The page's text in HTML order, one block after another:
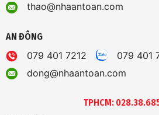
thao@nhaantoan.com
AN ĐÔNG
079 401 7212
079 401
dong@nhaantoan.com
TPHCM: